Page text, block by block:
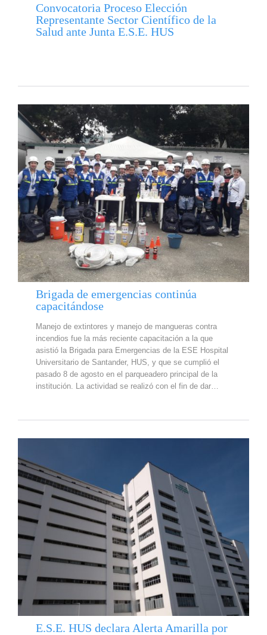
Convocatoria Proceso Elección
Representante Sector Científico de la
Salud ante Junta E.S.E. HUS
Brigada de emergencias continúa
capacitándose
Manejo de extintores y manejo de mangueras contra
incendios fue la más reciente capacitación a la que
asistió la Brigada para Emergencias de la ESE Hospital
Universitario de Santander, HUS, y que se cumplió el
pasado 8 de agosto en el parqueadero principal de la
institución. La actividad se realizó con el fin de dar…
E.S.E. HUS declara Alerta Amarilla por